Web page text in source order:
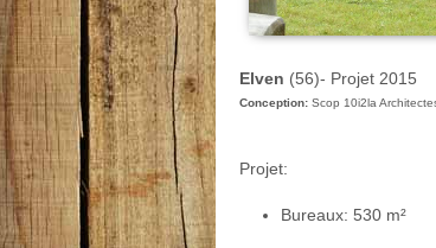
Elven (56)- Projet 2015
Conception: Scop 10i2la
Projet:
Bureaux: 530 m²